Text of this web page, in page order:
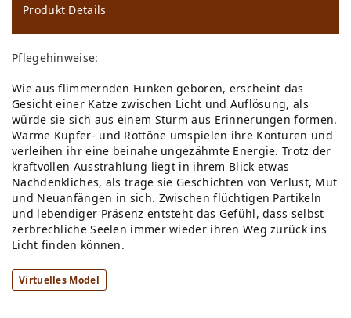
ns
ch
lis
te
Produkt Details
Pflegehinweise:
Wie aus flimmernden Funken geboren, erscheint das
Gesicht einer Katze zwischen Licht und Auflösung, als
würde sie sich aus einem Sturm aus Erinnerungen formen.
Warme Kupfer- und Rottöne umspielen ihre Konturen und
verleihen ihr eine beinahe ungezähmte Energie. Trotz der
kraftvollen Ausstrahlung liegt in ihrem Blick etwas
Nachdenkliches, als trage sie Geschichten von Verlust, Mut
und Neuanfängen in sich. Zwischen flüchtigen Partikeln
und lebendiger Präsenz entsteht das Gefühl, dass selbst
zerbrechliche Seelen immer wieder ihren Weg zurück ins
Licht finden können.
Virtuelles Model